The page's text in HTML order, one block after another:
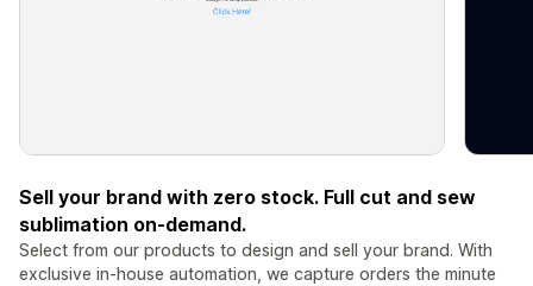
Sell your brand with zero stock. Full cut and sew
sublimation on-demand.
Select from our products to design and sell your brand. With
exclusive in-house automation, we capture orders the minute